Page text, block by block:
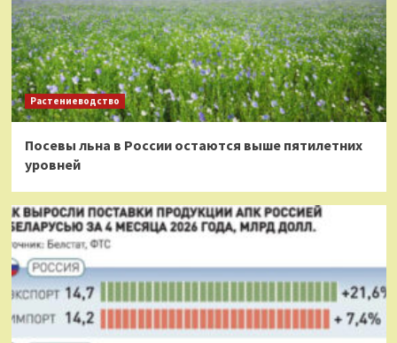
Растениеводство
Посевы льна в России остаются выше пятилетних
уровней